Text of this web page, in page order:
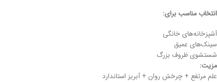
انتخاب مناسب برای:
آشپزخانه‌های خانگی
سینک‌های عمیق
شستشوی ظروف بزرگ
مزیت:
علم مرتفع + چرخش روان + آبریز استاندارد